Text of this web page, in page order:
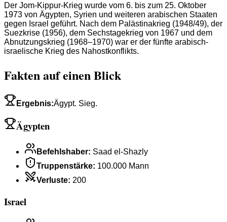
Der Jom-Kippur-Krieg wurde vom 6. bis zum 25. Oktober
1973 von Ägypten, Syrien und weiteren arabischen Staaten
gegen Israel geführt. Nach dem Palästinakrieg (1948/49), der
Suezkrise (1956), dem Sechstagekrieg von 1967 und dem
Abnutzungskrieg (1968–1970) war er der fünfte arabisch-
israelische Krieg des Nahostkonflikts.
Fakten auf einen Blick
Ergebnis:Ägypt. Sieg.
Ägypten
Befehlshaber: Saad el-Shazly
Truppenstärke: 100.000 Mann
Verluste: 200
Israel